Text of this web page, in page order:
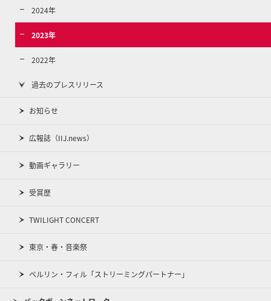
2024年
2023年
2022年
過去のプレスリリース
お知らせ
広報誌（IIJ.news）
動画ギャラリー
受賞歴
TWILIGHT CONCERT
東京・春・音楽祭
ベルリン・フィル「ストリーミングパートナー」